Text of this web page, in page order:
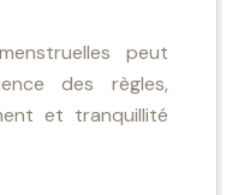
peut
des règles,
et tranquillité